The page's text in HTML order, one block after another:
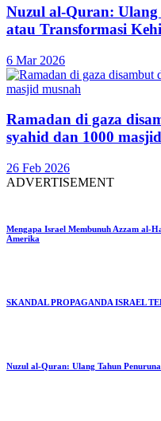
Nuzul al-Quran:
atau Transformasi
6 Mar 2026
Ramadan di gaza
syahid dan 1000
26 Feb 2026
ADVERTISEMENT
Mengapa Israel Membunuh Azzam al-
Amerika
SKANDAL PROPAGANDA ISRAEL
Nuzul al-Quran: Ulang Tahun